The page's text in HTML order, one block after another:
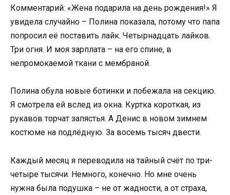
Комментарий: «Жена подарила на день рождения!» Я
увидела случайно – Полина показала, потому что папа
попросил её поставить лайк. Четырнадцать лайков.
Три огня. И моя зарплата – на его спине, в
непромокаемой ткани с мембраной.
Полина обула новые ботинки и побежала на секцию.
Я смотрела ей вслед из окна. Куртка короткая, из
рукавов торчат запястья. А Денис в новом зимнем
костюме на подлёдную. За восемь тысяч двести.
Каждый месяц я переводила на тайный счёт по три-
четыре тысячи. Немного, конечно. Но мне очень
нужна была подушка – не от жадности, а от страха,